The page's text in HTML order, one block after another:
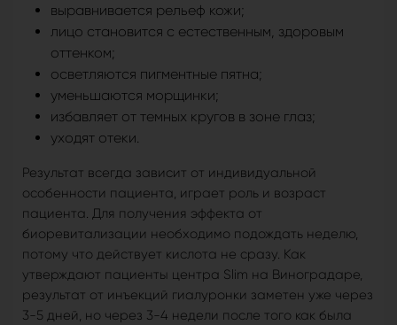
выравнивается рельеф кожи;
лицо становится с естественным, здоровым
оттенком;
осветляются пигментные пятна;
уменьшаются морщинки;
избавляет от темных кругов в зоне глаз;
уходят отеки.
Результат всегда зависит от индивидуальной
особенности пациента, играет роль и возраст
пациента. Для получения эффекта от
биоревитализации необходимо подождать неделю,
потому что действует кислота не сразу. Как
утверждают пациенты центра Slim на Виноградаре,
результат от инъекций гиалуронки заметен уже через
3-5 дней, но через 3-4 недели после того как была